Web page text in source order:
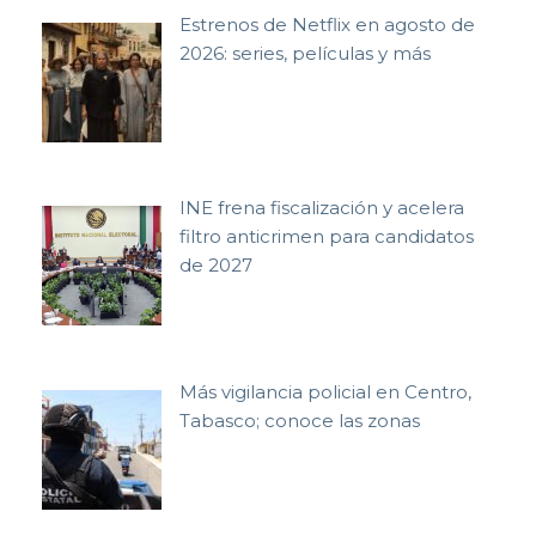
Estrenos de Netflix en agosto de
2026: series, películas y más
INE frena fiscalización y acelera
filtro anticrimen para candidatos
de 2027
Más vigilancia policial en Centro,
Tabasco; conoce las zonas